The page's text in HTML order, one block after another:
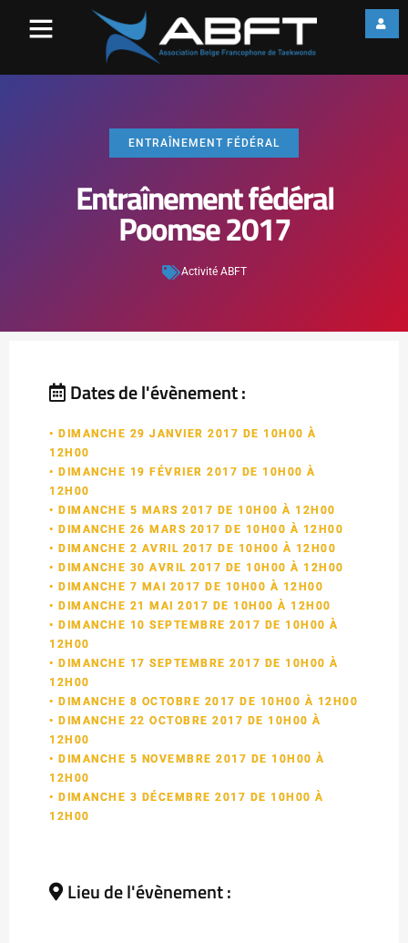
ENTRAÎNEMENT FÉDÉRAL
Entraînement fédéral
Poomse 2017
Activité ABFT
Dates de l'évènement :
• DIMANCHE 29 JANVIER 2017 DE 10H00 À
12H00
• DIMANCHE 19 FÉVRIER 2017 DE 10H00 À
12H00
• DIMANCHE 5 MARS 2017 DE 10H00 À 12H00
• DIMANCHE 26 MARS 2017 DE 10H00 À 12H00
• DIMANCHE 2 AVRIL 2017 DE 10H00 À 12H00
• DIMANCHE 30 AVRIL 2017 DE 10H00 À 12H00
• DIMANCHE 7 MAI 2017 DE 10H00 À 12H00
• DIMANCHE 21 MAI 2017 DE 10H00 À 12H00
• DIMANCHE 10 SEPTEMBRE 2017 DE 10H00 À
12H00
• DIMANCHE 17 SEPTEMBRE 2017 DE 10H00 À
12H00
• DIMANCHE 8 OCTOBRE 2017 DE 10H00 À 12H00
• DIMANCHE 22 OCTOBRE 2017 DE 10H00 À
12H00
• DIMANCHE 5 NOVEMBRE 2017 DE 10H00 À
12H00
• DIMANCHE 3 DÉCEMBRE 2017 DE 10H00 À
12H00
Lieu de l'évènement :